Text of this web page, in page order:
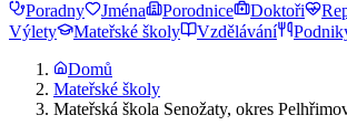
Poradny
Jména Porodnice Doktoři
Výlety
Mateřské školy Vzdělávání
Domů
Mateřské školy
Mateřská škola Senožaty, okres